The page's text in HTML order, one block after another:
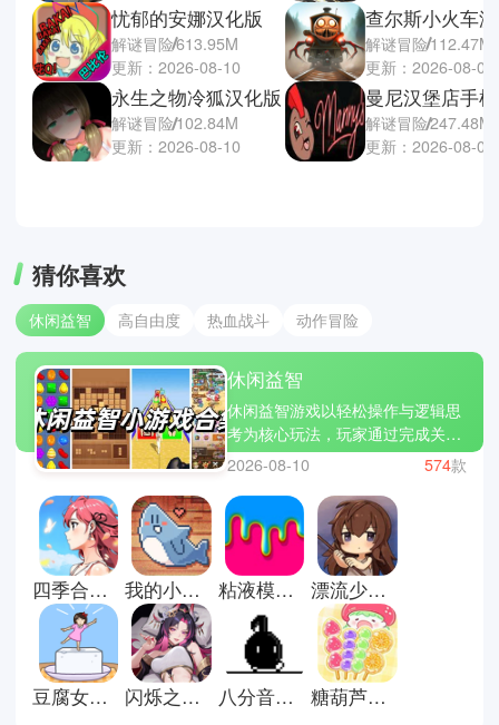
忧郁的安娜汉化版
解谜冒险613.95M
更新：2026-08-10
永生之物冷狐汉化版
解谜冒险102.84M
更新：2026-08-10
解谜冒险112.47M
更新：2026-08-07
曼尼汉堡店手
解谜冒险247.48M
更新：2026-08-07
猜你喜欢
休闲益智 高自由度 热血战斗 动作冒险
休闲益智
休闲益智游戏以轻松操作与逻辑思
考为核心玩法，玩家通过完成关卡
任务、解开谜题或进行简单操作来
进、时间挑战、提示系统和奖励机
制，强调观察力、判断力与策略思
维的结合。热门作品如 开心消消
乐、纪念碑谷、脑力达人，涵盖消
除、解谜与脑力训练等多种玩法类
型。玩家可以通过完成关卡、优化
步骤与使用道具，在不断挑战中提
升思维能力并解锁更多内容。
2026-08-10 574款
四季合合官方版 我的小鲨鱼游戏 粘液模拟器中文版 漂流少女中文版
豆腐女孩小游戏 闪烁之光官方正版 八分音符酱正版 糖葫芦达人最新版